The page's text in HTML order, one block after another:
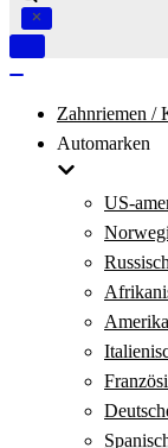
Navigation
Zahnriemen /
Automarken
US-